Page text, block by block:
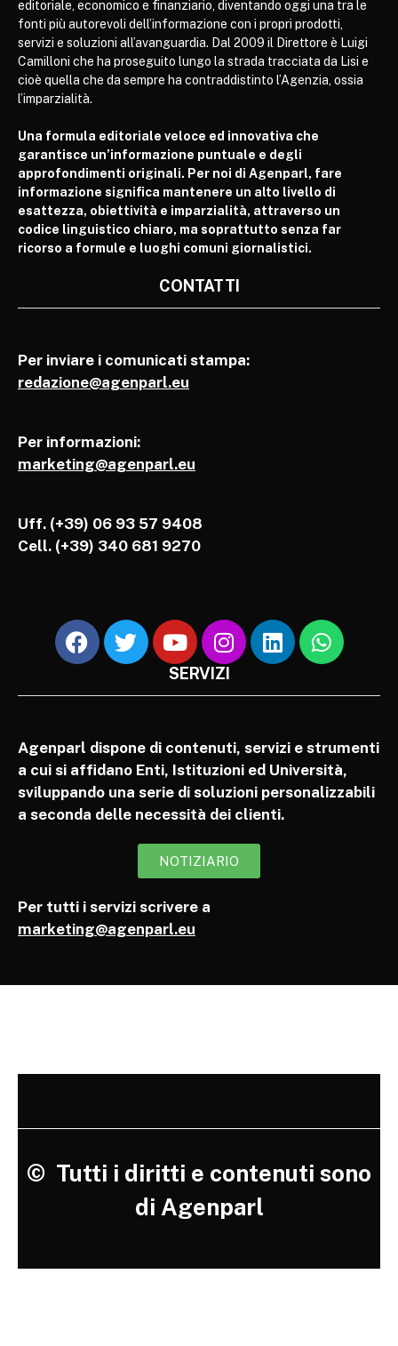
editoriale, economico e finanziario, diventando oggi una tra le
fonti più autorevoli dell’informazione con i propri prodotti,
servizi e soluzioni all’avanguardia. Dal 2009 il Direttore è Luigi
Camilloni che ha proseguito lungo la strada tracciata da Lisi e
cioè quella che da sempre ha contraddistinto l’Agenzia, ossia
l’imparzialità.
Una formula editoriale veloce ed innovativa che
garantisce un’informazione puntuale e degli
approfondimenti originali. Per noi di Agenparl, fare
informazione significa mantenere un alto livello di
esattezza, obiettività e imparzialità, attraverso un
codice linguistico chiaro, ma soprattutto senza far
ricorso a formule e luoghi comuni giornalistici.
CONTATTI
Per inviare i comunicati stampa:
redazione@agenparl.eu
Per informazioni:
marketing@agenparl.eu
Uff. (+39) 06 93 57 9408
Cell. (+39) 340 681 9270
SERVIZI
Agenparl dispone di contenuti, servizi e strumenti
a cui si affidano Enti, Istituzioni ed Università,
sviluppando una serie di soluzioni personalizzabili
a seconda delle necessità dei clienti.
NOTIZIARIO
Per tutti i servizi scrivere a
marketing@agenparl.eu
© Tutti i diritti e contenuti sono
di Agenparl